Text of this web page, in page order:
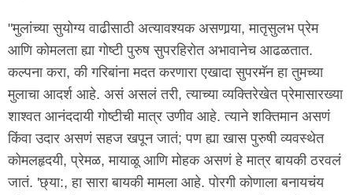
"मुलांच्या सुयोग्य वाढीसाठी अत्यावश्यक असणार्‍या, मातृसुलभ प्रेम
आणि कोमलता ह्या गोष्टी पुरुष सुपरहिरोत अभावानेच आढळतात.
कल्पना करा, की गरिबांना मदत करणारा एखादा सुपरमॅन हा तुमच्या
मुलाचा आदर्श आहे. असं असलं तरी, त्याच्या व्यक्तिरेखेत प्रेमासारख्या
शाश्वत आनंददायी गोष्टीची मात्र उणीव आहे. त्याने शक्तिमान असणं
किंवा उदार असणं सहज खपून जातं; पण ह्या खास पुरुषी व्यवस्थेत
कोमलहृदयी, प्रेमळ, मायाळू आणि मोहक असणं हे मात्र बायकी ठरवलं
जातं. 'छ्या:, हा सारा बायकी मामला आहे. पोरगी कोणाला बनायचंय